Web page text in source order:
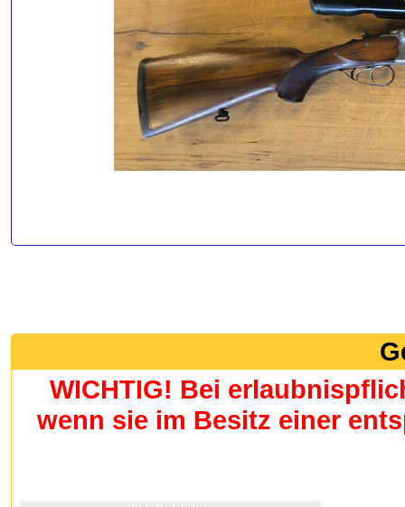
WICHTIG! Bei
wenn sie im Besitz einer